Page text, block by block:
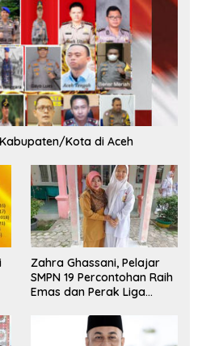
Kota di Aceh
Zahra Ghassani, Pelajar
SMPN 19 Percontohan Raih
Emas dan Perak Liga